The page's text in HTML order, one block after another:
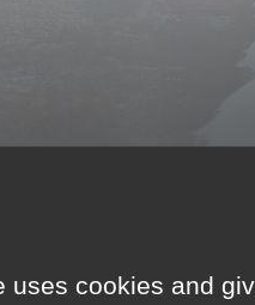
uses cookies and